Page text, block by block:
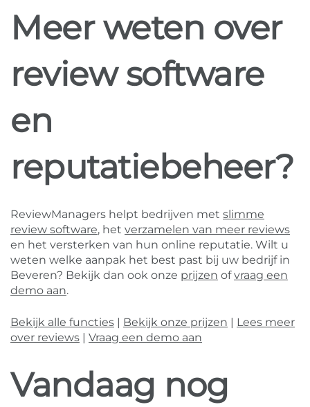
Meer weten over
review software
en
reputatiebeheer?
ReviewManagers helpt bedrijven met slimme
review software, het verzamelen van meer reviews
en het versterken van hun online reputatie. Wilt u
weten welke aanpak het best past bij uw bedrijf in
Beveren? Bekijk dan ook onze prijzen ofvraag een
demo aan.
Bekijk alle functies Bekijk onze prijzen
Lees meer
over reviews
Vraag een demo aan
Vandaag nog